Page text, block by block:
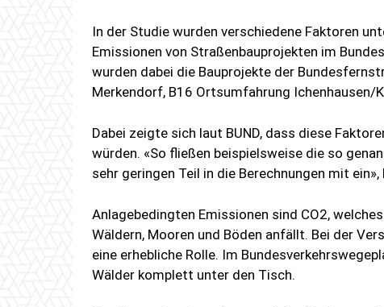
In der Studie wurden verschiedene Faktoren
Emissionen von Straßenbauprojekten im
wurden dabei die Bauprojekte der
Merkendorf, B16 Ortsumfahrung
Dabei zeigte sich laut BUND, dass diese
würden. «So fließen beispielsweise die so
sehr geringen Teil in die Berechnungen mit
Anlagebedingten Emissionen sind CO2,
Wäldern, Mooren und Böden anfällt. Bei der
eine erhebliche Rolle. Im
Wälder komplett unter den Tisch.